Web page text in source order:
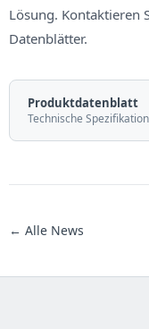
Lösung. Kontaktieren
Datenblätter.
Produktdatenblatt
Technische
← Alle News